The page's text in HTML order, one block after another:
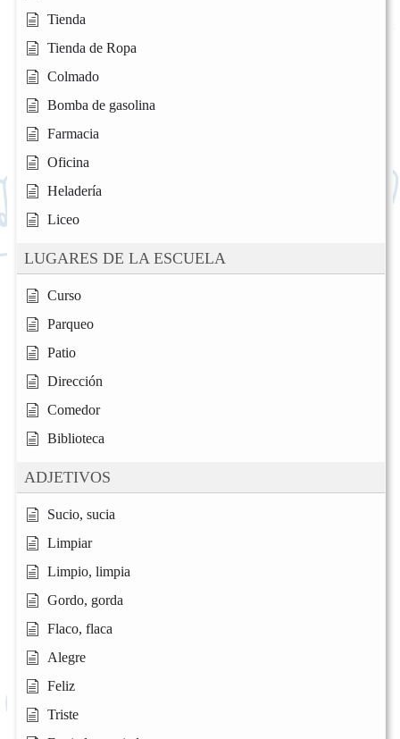
Tienda
Tienda de Ropa
Colmado
Bomba de gasolina
Farmacia
Oficina
Heladería
Liceo
LUGARES DE LA ESCUELA
Curso
Parqueo
Patio
Dirección
Comedor
Biblioteca
ADJETIVOS
Sucio, sucia
Limpiar
Limpio, limpia
Gordo, gorda
Flaco, flaca
Alegre
Feliz
Triste